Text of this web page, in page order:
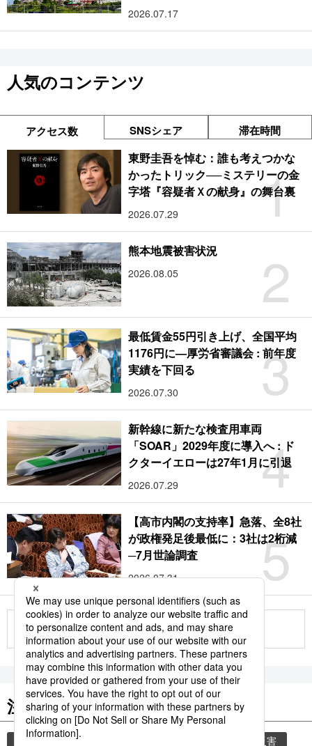
2026.07.17
人気のコンテンツ
アクセス数 SNSシェア 滞在時間
1
東野圭吾を悼む：誰も考えつかな
かったトリック──ミステリーの金
字塔『容疑者Ｘの献身』の舞台裏
2026.07.29
2
熊本地震被害状況
2026.08.05
3
最低賃金55円引き上げ、全国平均
1176円に―厚労省審議会 : 前年度
実績を下回る
2026.07.30
4
新幹線に新たな検査用車両
「SOAR」2029年度に導入へ : ド
クターイエローは27年1月に引退
2026.07.29
5
【高市内閣の支持率】急落、全8社
が政権発足後最低に：3社は2桁減
─7月世論調査
2026.07.31
もっと見る
注目のキーワード
共同通信ニュース 気象・災害